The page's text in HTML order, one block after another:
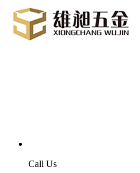
Call Us